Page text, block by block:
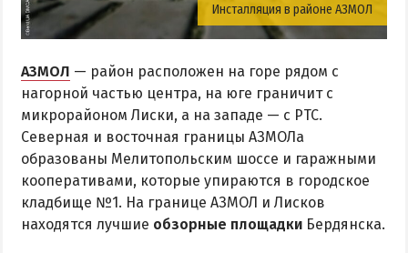
Инсталляция в районе АЗМОЛ
АЗМОЛ — район расположен на горе рядом с
нагорной частью центра, на юге граничит с
микрорайоном Лиски, а на западе — с РТС.
Северная и восточная границы АЗМОЛа
образованы Мелитопольским шоссе и гаражными
кооперативами, которые упираются в городское
кладбище №1. На границе АЗМОЛ и Лисков
находятся лучшие обзорные площадки Бердянска.